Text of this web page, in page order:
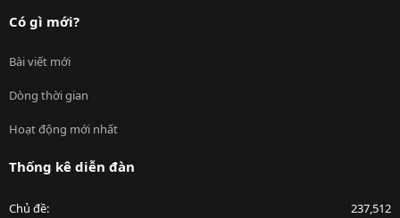
Có gì mới?
Bài viết mới
Dòng thời gian
Hoạt động mới nhất
Thống kê diễn đàn
Chủ đề 237,512